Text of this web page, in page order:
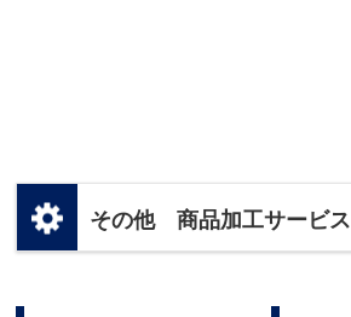
その他 商品加工サービス